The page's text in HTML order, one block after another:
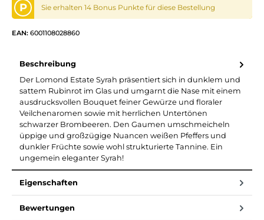
P Sie erhalten 14 Bonus Punkte für diese Bestellung
EAN: 6001108028860
Beschreibung
Der Lomond Estate Syrah präsentiert sich in dunklem und
sattem Rubinrot im Glas und umgarnt die Nase mit einem
ausdrucksvollen Bouquet feiner Gewürze und floraler
Veilchenaromen sowie mit herrlichen Untertönen
schwarzer Brombeeren. Den Gaumen umschmeicheln
üppige und großzügige Nuancen weißen Pfeffers und
dunkler Früchte sowie wohl strukturierte Tannine. Ein
ungemein eleganter Syrah!
Eigenschaften
Bewertungen